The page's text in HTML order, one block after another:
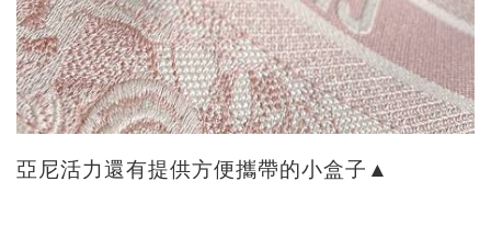
亞尼活力還有提供方便攜帶的小盒子▲